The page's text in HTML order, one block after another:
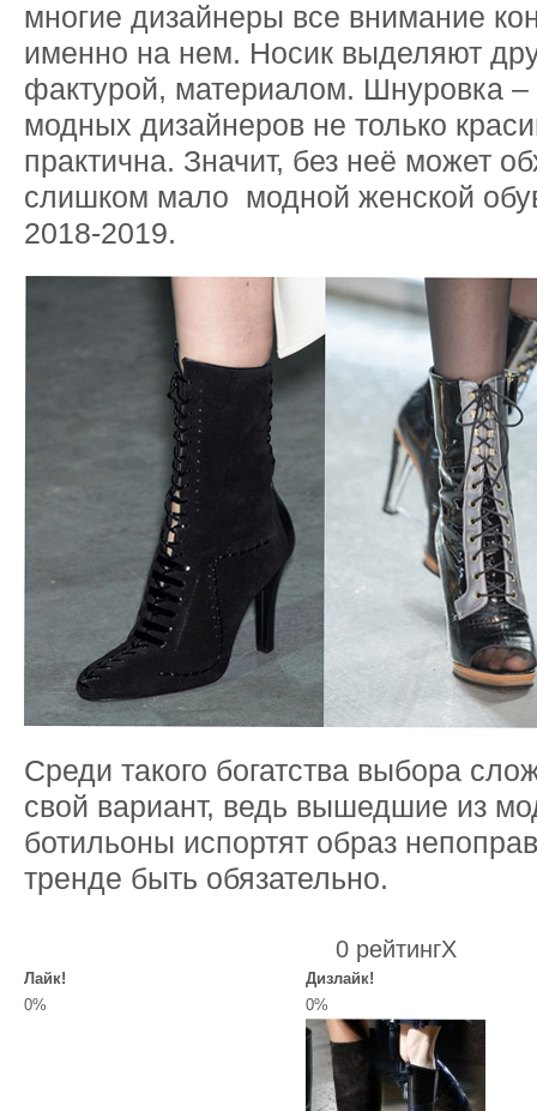
многие дизайнеры все внимание
именно на нем. Носик выделяют
фактурой, материалом. Шнуровка
модных дизайнеров не только
практична. Значит, без неё может
слишком мало модной женской
2018-2019.
Среди такого богатства выбора
свой вариант, ведь вышедшие из
ботильоны испортят образ
тренде быть обязательно.
0 рейтингX
Лайк!
Дизлайк!
0%
0%